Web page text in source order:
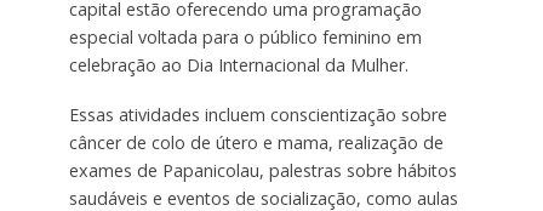
capital estão oferecendo uma programação
especial voltada para o público feminino em
celebração ao Dia Internacional da Mulher.
Essas atividades incluem conscientização sobre
câncer de colo de útero e mama, realização de
exames de Papanicolau, palestras sobre hábitos
saudáveis e eventos de socialização, como aulas